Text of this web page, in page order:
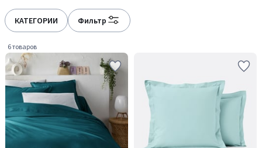
КАТЕГОРИИ Фильтр
6 товаров